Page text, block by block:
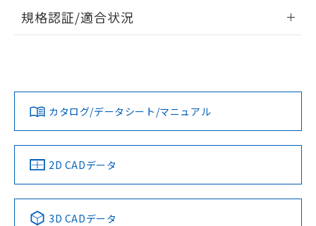
電気的寿命曲線
EU RoHS 注意事項・凡例
対応済み
中国 RoHS 注意事項・凡例
規格認証/適合状況
LR型式承認
（イギリス
船舶規格）
DNV型式承認
（ノルウェー
BV型式承認
（フランス
KR型式
（韓国
No No No No
カタログ/データシート/マニュアル
2D CADデータ
3D CADデータ